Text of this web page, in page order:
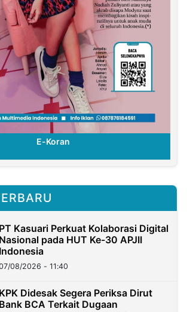
E-Koran
PT Kasuari Perkuat Kolaborasi Digital
Nasional pada HUT Ke-30 APJII
Indonesia
08/2026 - 11:40
KPK Didesak Segera Periksa Dirut
Bank BCA Terkait Dugaan